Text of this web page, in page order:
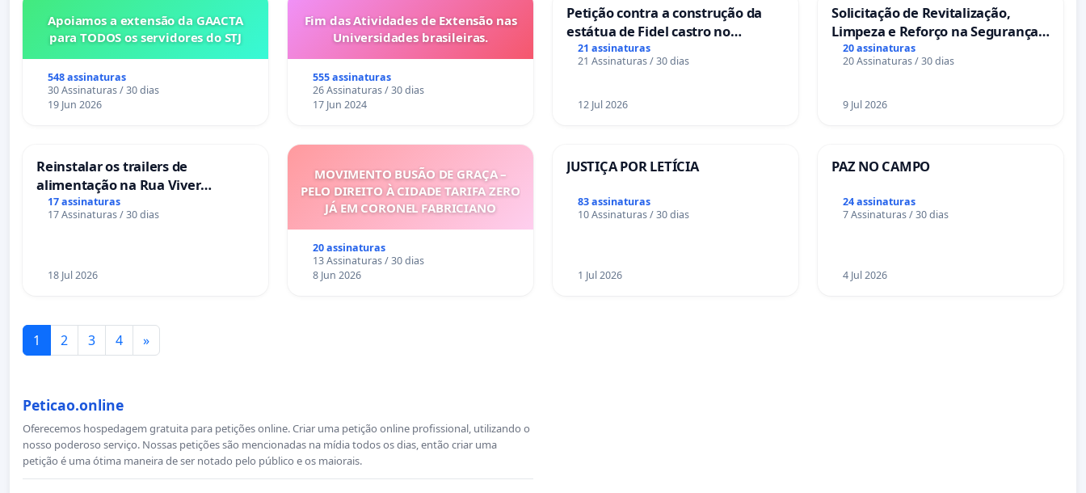
Apoiamos a extensão da GAACTA
para TODOS os servidores do STJ
548 assinaturas
30 Assinaturas / 30 dias
19 Jun 2026
Fim das Atividades de Extensão nas
Universidades brasileiras.
555 assinaturas
26 Assinaturas / 30 dias
17 Jun 2024
Petição contra a construção da
estátua de Fidel castro no
mirante do Caju
21 assinaturas
21 Assinaturas / 30 dias
12 Jul 2026
Solicitação de Revitalização,
Limpeza e Reforço na Segurança
das Praças da Rua Cachoeira das
Sete Ilhas
20 assinaturas
20 Assinaturas / 30 dias
9 Jul 2026
Reinstalar os trailers de
alimentação na Rua Viver
Salvador
17 assinaturas
17 Assinaturas / 30 dias
18 Jul 2026
MOVIMENTO BUSÃO DE GRAÇA –
PELO DIREITO À CIDADE TARIFA ZERO
JÁ EM CORONEL FABRICIANO
20 assinaturas
13 Assinaturas / 30 dias
8 Jun 2026
JUSTIÇA POR LETÍCIA
83 assinaturas
10 Assinaturas / 30 dias
1 Jul 2026
PAZ NO CAMPO
24 assinaturas
7 Assinaturas / 30 dias
4 Jul 2026
1 2 3 4 »
Peticao.online
Oferecemos hospedagem gratuita para petições online. Criar uma petição online profissional, utilizando o
nosso poderoso serviço. Nossas petições são mencionadas na mídia todos os dias, então criar uma
petição é uma ótima maneira de ser notado pelo público e os maiorais.